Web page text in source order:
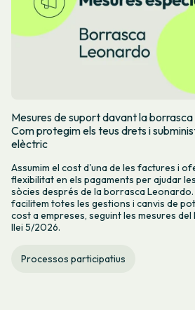
Mesures de suport davant la
Com protegim els teus drets i
elèctric
Assumim el cost d'una de les factures i
flexibilitat en els pagaments per ajudar
sòcies després de la borrasca Leonardo.
facilitem totes les gestions i canvis de
cost a empreses, seguint les mesures del
llei 5/2026.
Processos participatius